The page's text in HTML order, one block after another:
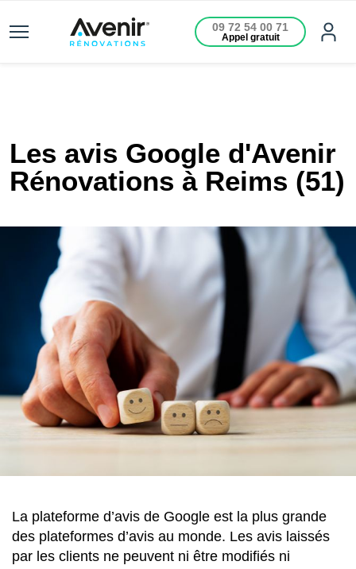
09 72 54 00 71
Appel gratuit
Les avis Google d'Avenir
Rénovations à Reims (51)
La plateforme d’avis de Google est la plus grande
des plateformes d’avis au monde. Les avis laissés
par les clients ne peuvent ni être modifiés ni